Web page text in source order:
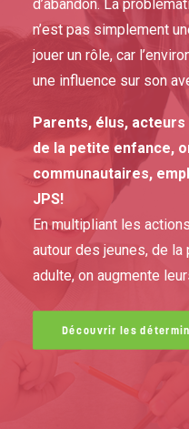
d’abandon. La
n’est pas simplement
jouer un rôle, car
une influence sur son
Parents, élus, acteurs
de la petite enfance,
communautaires,
JPS!
En multipliant les
autour des jeunes, de la
adulte, on augmente
Découvrir les